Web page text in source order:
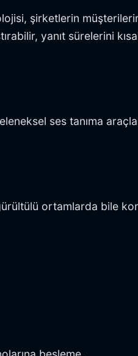
şirketlerin
yanıt sürelerini
ses tanıma
ortamlarda bile